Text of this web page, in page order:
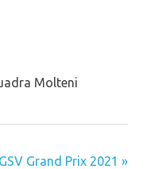
Molteni
Grand Prix 2021